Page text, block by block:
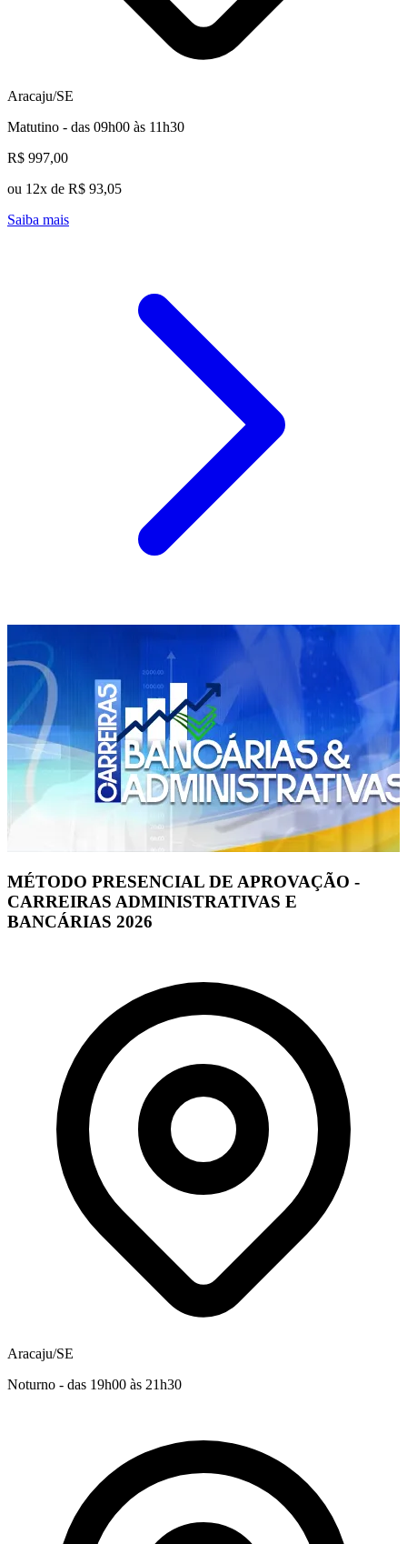
Aracaju/SE
Matutino - das 09h00 às 11h30
R$ 997,00
ou 12x de R$ 93,05
Saiba mais
MÉTODO PRESENCIAL DE APROVAÇÃO -
CARREIRAS ADMINISTRATIVAS E
BANCÁRIAS 2026
Aracaju/SE
Noturno - das 19h00 às 21h30